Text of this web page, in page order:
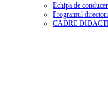
Echipa de
Programul
CADRE